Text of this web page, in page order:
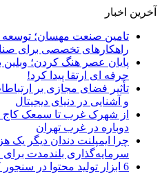
آخرین اخبار
تامین صنعت مهسان؛ توسعه
راهکارهای تخصصی برای
پایان عصر هنگ کردن؛
حرفه ای ارتقا پیدا کرد!
تأثیر فضای مجازی بر
و آشنایی در دنیای دیجیتال
از شهرک غرب تا سمعک کاج
دوباره در غرب تهران
چرا ایمپلنت دندان دیگر یک
سرمایه‌گذاری بلندمدت
6 ابزار تولید محتوا در سنجور که هر نویسنده به آن‌ها نیاز دارد